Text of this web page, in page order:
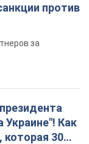
против
за
Как
30